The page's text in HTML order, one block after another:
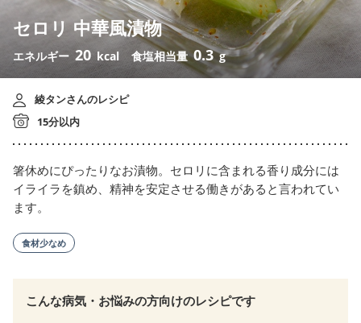
セロリ 中華風漬物
エネルギー 20 kcal 食塩相当量0.3 g
綾タンさんのレシピ
15分以内
箸休めにぴったりなお漬物。セロリに含まれる香り成分には
イライラを鎮め、精神を安定させる働きがあると言われてい
ます。
食材少なめ
こんな病気・お悩みの方向けのレシピです